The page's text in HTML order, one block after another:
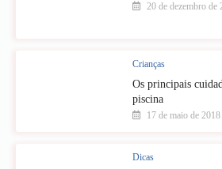
20 de dezembro de
Crianças
Os principais
piscina
17 de maio de 2018
Dicas